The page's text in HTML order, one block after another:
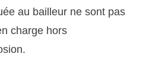
au bailleur ne sont pas
charge hors